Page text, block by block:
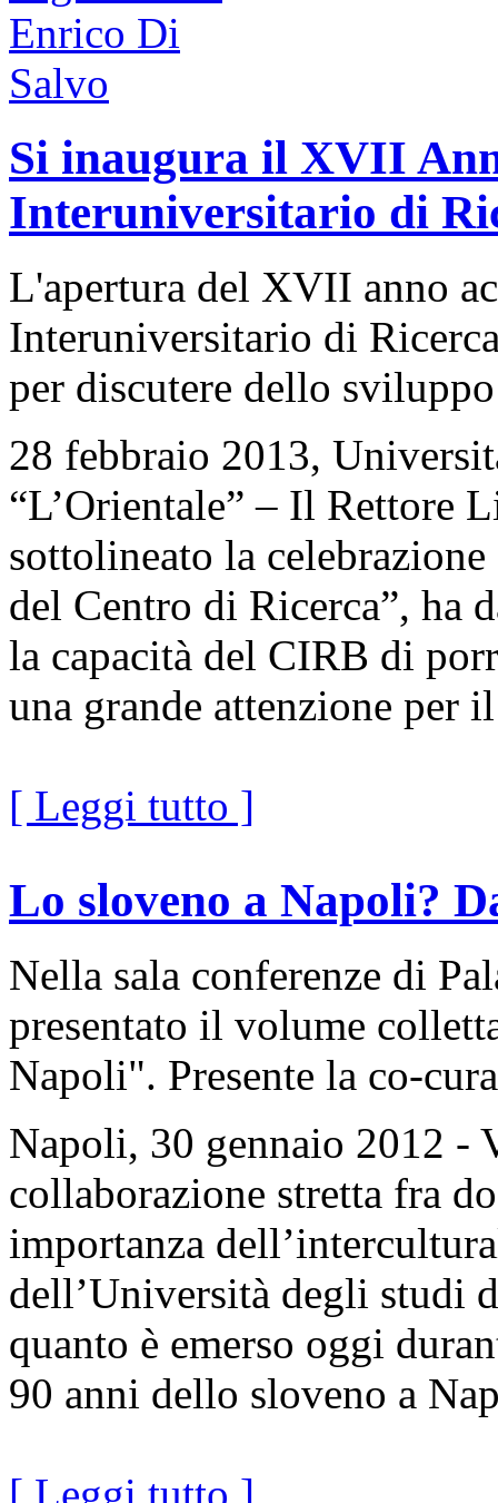
Si inaugura il XVII
Interuniversitario di
L'apertura del XVII anno
Interuniversitario di
per discutere dello
28 febbraio 2013,
“L’Orientale” – Il Rettore
sottolineato la
del Centro di Ricerca”, ha
la capacità del CIRB di
una grande attenzione per
[ Leggi tutto ]
Lo sloveno a Napoli?
Nella sala conferenze di
presentato il volume
Napoli". Presente la co-
Napoli, 30 gennaio 2012 -
collaborazione stretta fra
importanza
dell’Università degli studi
quanto è emerso oggi
90 anni dello sloveno a